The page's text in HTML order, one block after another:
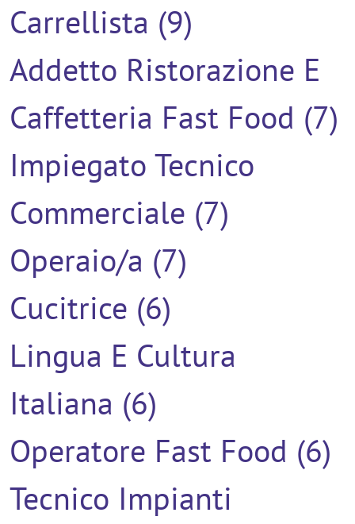
Carrellista (9)
Addetto Ristorazione E
Caffetteria Fast Food (7)
Impiegato Tecnico
Commerciale (7)
Operaio/a (7)
Cucitrice (6)
Lingua E Cultura
Italiana (6)
Operatore Fast Food (6)
Tecnico Impianti